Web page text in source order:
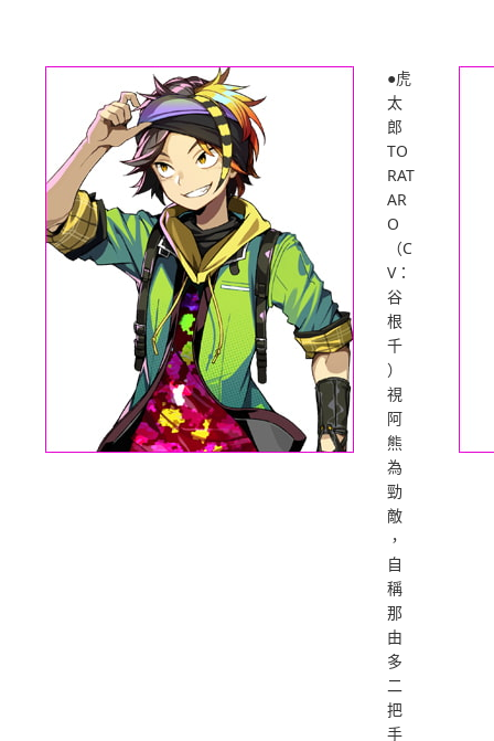
●虎
太
郎
TO
RAT
AR
O
（C
V：
谷
根
千
）
視
阿
熊
為
勁
敵
，
自
稱
那
由
多
二
把
手